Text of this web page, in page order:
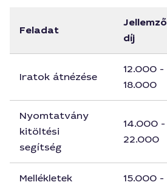
Feladat
Jellemző
díj
Iratok átnézése
12.000 -
18.000
Nyomtatvány
kitöltési
segítség
14.000 -
22.000
Mellékletek
15.000 -